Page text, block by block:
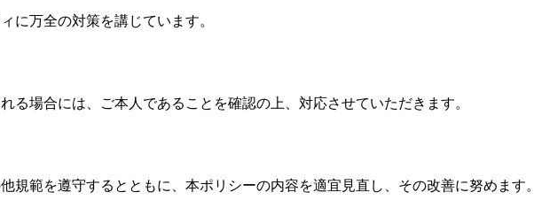
に万全の対策を講じています。
場合には、ご本人であることを確認の上、対応させていただきます。
範を遵守するとともに、本ポリシーの内容を適宜見直し、その改善に努めます。